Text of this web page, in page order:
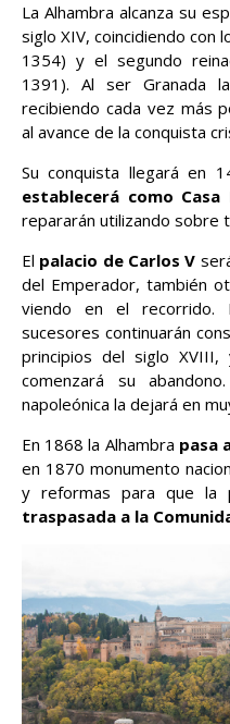
La Alhambra alcanza su
siglo XIV, coincidiendo con
1354) y el segundo
1391). Al ser Granada
recibiendo cada vez más
al avance de la conquista
Su conquista llegará en
establecerá como Casa
repararán utilizando sobre
El palacio de Carlos V
del Emperador, también
viendo en el recorrido.
sucesores continuarán
principios del siglo XVIII,
comenzará su
napoleónica la dejará en
En 1868 la Alhambra pasa
en 1870 monumento
y reformas para que la
traspasada a la